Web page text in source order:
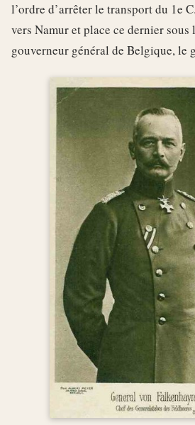
l’ordre d’arrêter le transport du 1e
vers Namur et place ce dernier sous
gouverneur général de Belgique, le